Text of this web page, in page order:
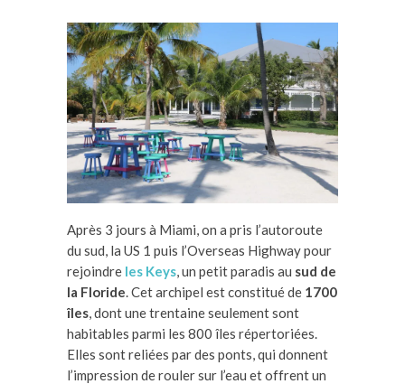
Après 3 jours à Miami, on a pris l’autoroute
du sud, la US 1 puis l’Overseas Highway pour
rejoindre les Keys, un petit paradis au sud de
la Floride. Cet archipel est constitué de 1700
îles, dont une trentaine seulement sont
habitables parmi les 800 îles répertoriées.
Elles sont reliées par des ponts, qui donnent
l’impression de rouler sur l’eau et offrent un